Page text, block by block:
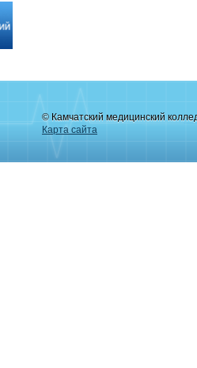
© Камчатский медицинский
Карта сайта